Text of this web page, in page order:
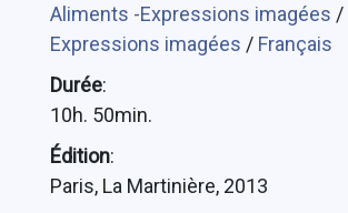
Aliments -Expressions imagées /
Expressions imagées / Français
Durée:
10h. 50min.
Édition:
Paris, La Martinière, 2013